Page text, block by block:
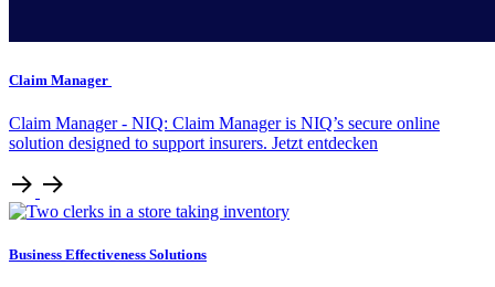
Claim Manager
Claim Manager - NIQ: Claim Manager is NIQ’s secure online
solution designed to support insurers. Jetzt entdecken
Business Effectiveness Solutions